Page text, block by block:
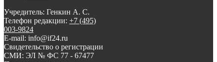
Учредитель: Генкин А. С.
Телефон редакции: +7 (495)
003-9824
E-mail: info@if24.ru
Свидетельство о регистрации
СМИ: ЭЛ № ФС 77 - 67477